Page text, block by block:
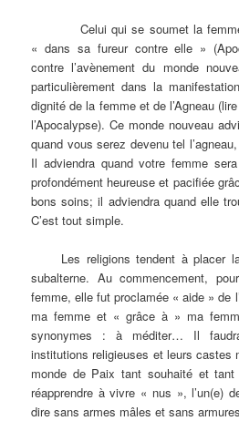
Celui qui se soumet la femme
« dans sa fureur contre elle »
contre l’avènement du monde
particulièrement dans la
dignité de la femme et de l’Agneau
l’Apocalypse). Ce monde nouveau
quand vous serez devenu tel
Il adviendra quand votre femme
profondément heureuse et pacifiée
bons soins; il adviendra quand elle
C’est tout simple.
Les religions tendent à placer
subalterne. Au commencement,
femme, elle fut proclamée « aide » de
ma femme et « grâce à » ma
synonymes : à méditer… Il
institutions religieuses et leurs castes
monde de Paix tant souhaité et
réapprendre à vivre « nus », l’un(e)
dire sans armes mâles et sans